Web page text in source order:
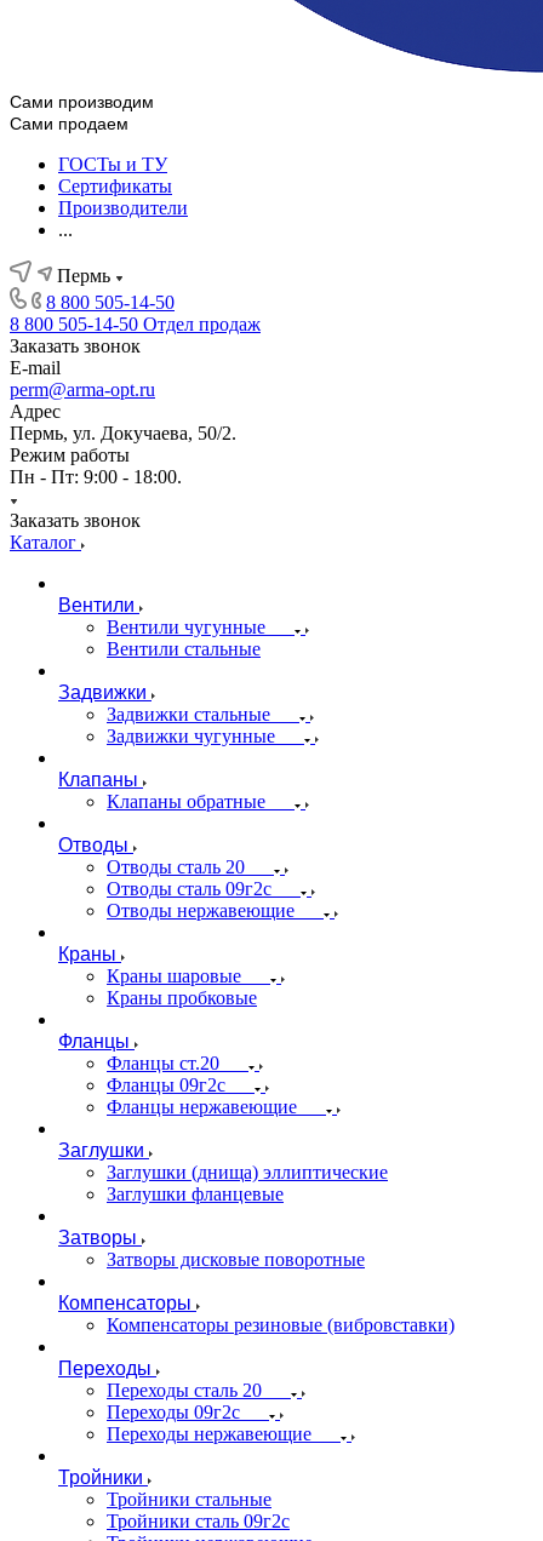
Сами производим
Сами продаем
ГОСТы и ТУ
Сертификаты
Производители
...
Пермь
8 800 505-14-50
8 800 505-14-50 Отдел продаж
Заказать звонок
E-mail
perm@arma-opt.ru
Адрес
Пермь, ул. Докучаева, 50/2.
Режим работы
Пн - Пт: 9:00 - 18:00.
Заказать звонок
Каталог
Вентили
Вентили чугунные
Вентили стальные
Задвижки
Задвижки стальные
Задвижки чугунные
Клапаны
Клапаны обратные
Отводы
Отводы сталь 20
Отводы сталь 09г2с
Отводы нержавеющие
Краны
Краны шаровые
Краны пробковые
Фланцы
Фланцы ст.20
Фланцы 09г2с
Фланцы нержавеющие
Заглушки
Заглушки (днища) эллиптические
Заглушки фланцевые
Затворы
Затворы дисковые поворотные
Компенсаторы
Компенсаторы резиновые (вибровставки)
Переходы
Переходы сталь 20
Переходы 09г2с
Переходы нержавеющие
Тройники
Тройники стальные
Тройники сталь 09г2с